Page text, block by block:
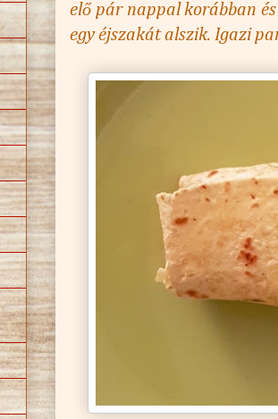
elő pár nappal korábban
egy éjszakát alszik. Igazi